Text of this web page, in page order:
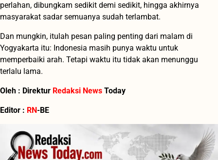
perlahan, dibungkam sedikit demi sedikit, hingga akhirnya
masyarakat sadar semuanya sudah terlambat.
Dan mungkin, itulah pesan paling penting dari malam di
Yogyakarta itu: Indonesia masih punya waktu untuk
memperbaiki arah. Tetapi waktu itu tidak akan menunggu
terlalu lama.
Oleh : Direktur Redaksi News Today
Editor : RN-BE